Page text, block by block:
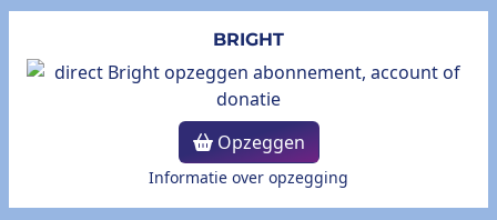
BRIGHT
Opzeggen
Informatie over opzegging